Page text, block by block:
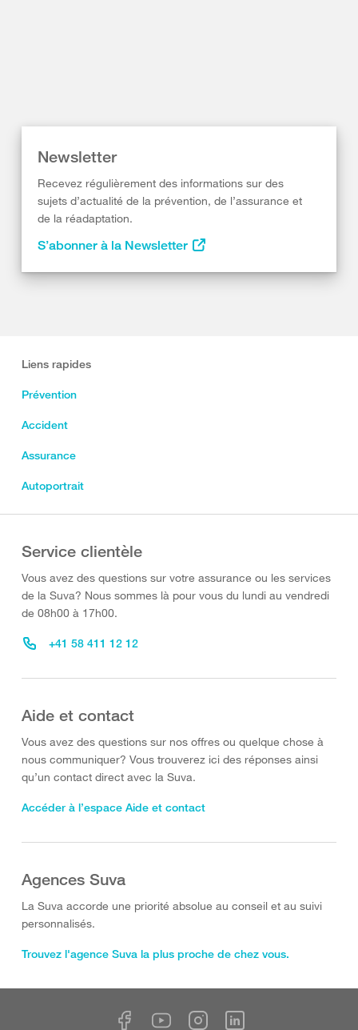
Newsletter
Recevez régulièrement des informations sur des
sujets d’actualité de la prévention, de l’assurance et
de la réadaptation.
S’abonner à la Newsletter
Liens rapides
Prévention
Accident
Assurance
Autoportrait
Service clientèle
Vous avez des questions sur votre assurance ou les services
de la Suva? Nous sommes là pour vous du lundi au vendredi
de 08h00 à 17h00.
+41 58 411 12 12
Aide et contact
Vous avez des questions sur nos offres ou quelque chose à
nous communiquer? Vous trouverez ici des réponses ainsi
qu’un contact direct avec la Suva.
Accéder à l’espace Aide et contact
Agences Suva
La Suva accorde une priorité absolue au conseil et au suivi
personnalisés.
Trouvez l'agence Suva la plus proche de chez vous.